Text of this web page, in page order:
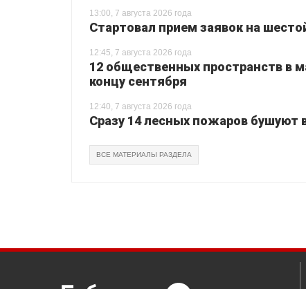
13:00, 7 августа 2026 года
Стартовал прием заявок на
12:45, 7 августа 2026 года
12 общественных пространств в
концу сентября
12:40, 7 августа 2026 года
Сразу 14 лесных пожаров бушуют
ВСЕ МАТЕРИАЛЫ РАЗДЕЛА